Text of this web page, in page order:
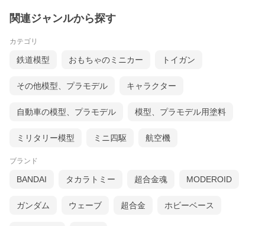
関連ジャンルから探す
カテゴリ
鉄道模型 おもちゃのミニカー トイガン
その他模型、プラモデル キャラクター
自動車の模型、プラモデル 模型、プラモデル用塗料
ミリタリー模型 ミニ四駆 航空機
ブランド
BANDAI タカラトミー 超合金魂 MODEROID
ガンダム ウェーブ 超合金 ホビーベース